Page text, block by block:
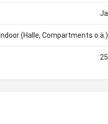
Ja
Indoor (Halle, Compartments o.ä.)
25